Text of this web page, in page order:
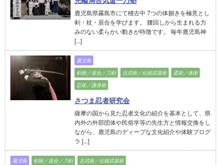
鹿児島県霧島市にて稽古中 7つの体捌きを極意とし
剣・杖・居合を学びます。 腰回しから生まれる力
みのない柔らかい動きが特徴です。 毎年鹿児島神
[...]
鹿児島
剣術／居合／刀剣
古武術／伝統武器術
柔術／体術
忍術／護身術
さつま忍者研究会
薩摩の国から見た忍者文化の紹介を基本として、県
内外の外部団体や民俗学等の先生方と情報交換をし
ながら、鹿児島のディープな文化紹介や体験プログ
ラ [...]
鹿児島 剣術／居合／刀剣 古武術／伝統武器術